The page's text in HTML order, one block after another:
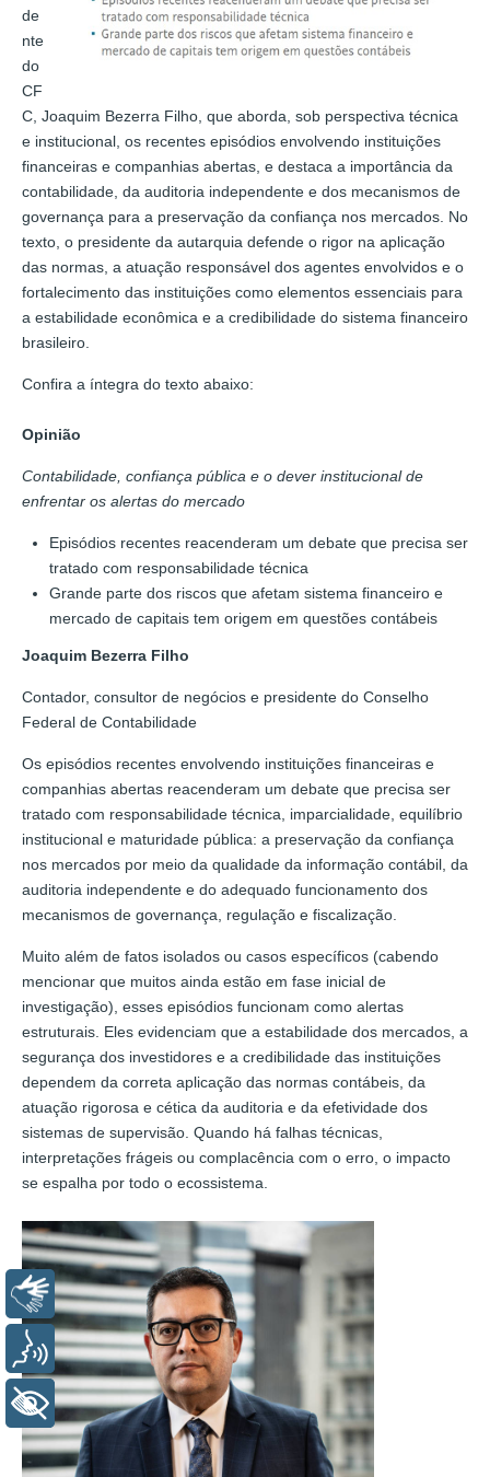
de
nte
do
CF
C, Joaquim Bezerra Filho, que aborda, sob perspectiva técnica
e institucional, os recentes episódios envolvendo instituições
financeiras e companhias abertas, e destaca a importância da
contabilidade, da auditoria independente e dos mecanismos de
governança para a preservação da confiança nos mercados. No
texto, o presidente da autarquia defende o rigor na aplicação
das normas, a atuação responsável dos agentes envolvidos e o
fortalecimento das instituições como elementos essenciais para
a estabilidade econômica e a credibilidade do sistema financeiro
brasileiro.
Confira a íntegra do texto abaixo:
Opinião
Contabilidade, confiança pública e o dever institucional de
enfrentar os alertas do mercado
Episódios recentes reacenderam um debate que precisa ser
tratado com responsabilidade técnica
Grande parte dos riscos que afetam sistema financeiro e
mercado de capitais tem origem em questões contábeis
Joaquim Bezerra Filho
Contador, consultor de negócios e presidente do Conselho
Federal de Contabilidade
Os episódios recentes envolvendo instituições financeiras e
companhias abertas reacenderam um debate que precisa ser
tratado com responsabilidade técnica, imparcialidade, equilíbrio
institucional e maturidade pública: a preservação da confiança
nos mercados por meio da qualidade da informação contábil, da
auditoria independente e do adequado funcionamento dos
mecanismos de governança, regulação e fiscalização.
Muito além de fatos isolados ou casos específicos (cabendo
mencionar que muitos ainda estão em fase inicial de
investigação), esses episódios funcionam como alertas
estruturais. Eles evidenciam que a estabilidade dos mercados, a
segurança dos investidores e a credibilidade das instituições
dependem da correta aplicação das normas contábeis, da
atuação rigorosa e cética da auditoria e da efetividade dos
sistemas de supervisão. Quando há falhas técnicas,
interpretações frágeis ou complacência com o erro, o impacto
se espalha por todo o ecossistema.
Libras
Voz
+ Acessibilidade